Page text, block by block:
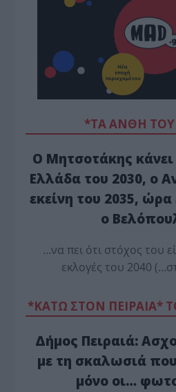
*ΤΑ ΆΝΘΗ
Ο Μητσοτάκης κάνει
Ελλάδα του 2030, ο
εκείνη του 2035, ώρα
ο
…να πει ότι στόχος του
εκλογές του 2040
*ΚΑΤΩ ΣΤΟΝ ΠΕΙΡΑΙΑ*
Δήμος Πειραιά:
με τη σκαλωσιά
μόνο οι…